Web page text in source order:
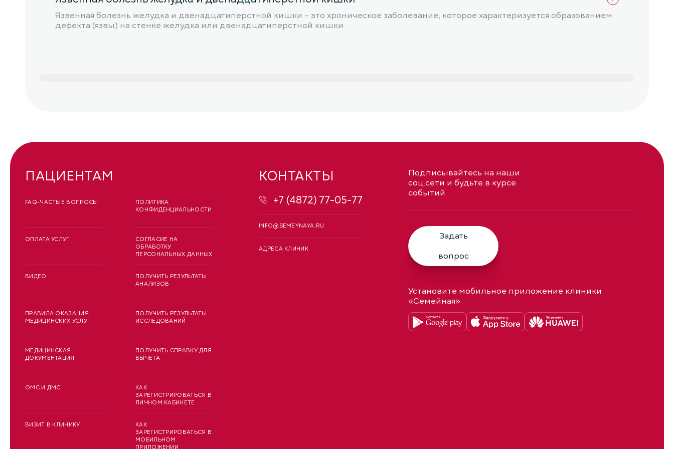
Язвенная болезнь желудка и двенадцатиперстной кишки – это хроническое заболевание, которое характеризуется образованием
дефекта (язвы) на стенке желудка или двенадцатиперстной кишки.
ПАЦИЕНТАМ
FAQ-ЧАСТЫЕ ВОПРОСЫ
ОПЛАТА УСЛУГ
ВИДЕО
ПРАВИЛА ОКАЗАНИЯ
МЕДИЦИНСКИХ УСЛУГ
МЕДИЦИНСКАЯ
ДОКУМЕНТАЦИЯ
ОМС И ДМС
ВИЗИТ В КЛИНИКУ
ПОЛИТИКА
КОНФИДЕНЦИАЛЬНОСТИ
СОГЛАСИЕ НА
ОБРАБОТКУ
ПЕРСОНАЛЬНЫХ ДАННЫХ
ПОЛУЧИТЬ РЕЗУЛЬТАТЫ
АНАЛИЗОВ
ПОЛУЧИТЬ РЕЗУЛЬТАТЫ
ИССЛЕДОВАНИЙ
ПОЛУЧИТЬ СПРАВКУ ДЛЯ
ВЫЧЕТА
КАК
ЗАРЕГИСТРИРОВАТЬСЯ В
ЛИЧНОМ КАБИНЕТЕ
КАК
ЗАРЕГИСТРИРОВАТЬСЯ В
МОБИЛЬНОМ
ПРИЛОЖЕНИИ
КОНТАКТЫ
+7 (4872) 77-05-77
INFO@SEMEYNAYA.RU
АДРЕСА КЛИНИК
Подписывайтесь на наши
соц.сети и будьте в курсе
событий
Задать
вопрос
Установите мобильное приложение клиники
«Семейная»